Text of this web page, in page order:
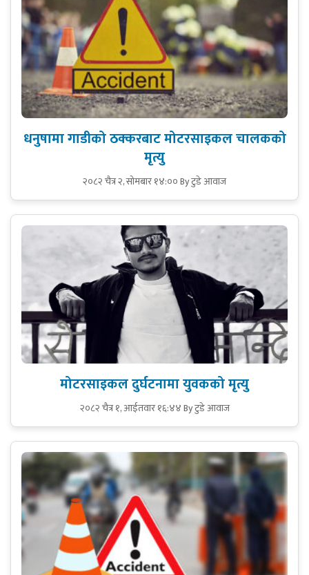
धनुषामा गाडीको ठक्करबाट मोटरसाइकल चालकको
मृत्यु
२०८२ चैत्र २, सोमबार १४:००By टुडे आवाज
मोटरसाइकल दुर्घटनामा युवकको मृत्यु
२०८२ चैत्र १, आईतवार १६:४४By टुडे आवाज